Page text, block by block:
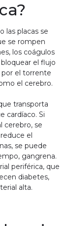
las placas se
se rompen
los coágulos
el flujo
por el torrente
el cerebro.
transporta
cardíaco. Si
cerebro, se
el
se puede
gangrena.
periférica, que
diabetes,
alta.